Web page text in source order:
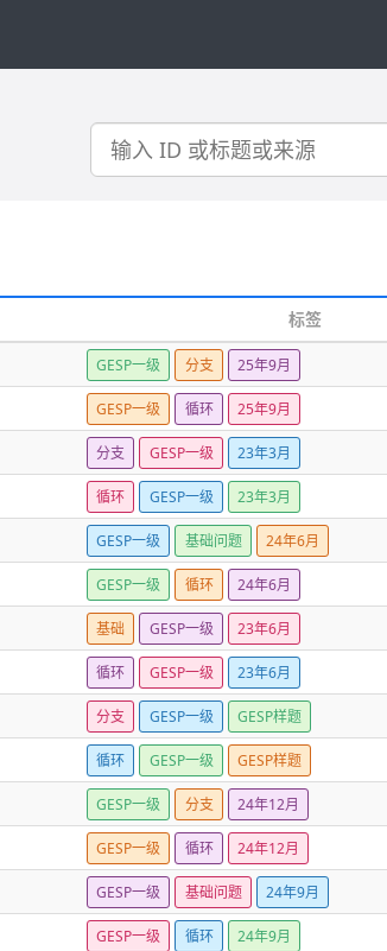
搜
标签
GESP一级 分支 25年9月
GESP一级 循环 25年9月
分支 GESP一级 23年3月
循环 GESP一级 23年3月
GESP一级 基础问题 24年6月
GESP一级 循环 24年6月
基础 GESP一级 23年6月
循环 GESP一级 23年6月
分支 GESP一级 GESP样题
循环 GESP一级 GESP样题
GESP一级 分支 24年12月
GESP一级 循环 24年12月
GESP一级 基础问题 24年9月
GESP一级 循环 24年9月